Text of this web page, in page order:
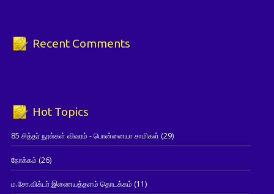
Recent Comments
Hot Topics
85 சித்தர் நூல்கள் விவரம் - பொன்னையா சாமிகள் (29)
நோக்கம் (26)
ம.சோ.விக்டர் இணையத்தளம் தொடக்கம் (11)